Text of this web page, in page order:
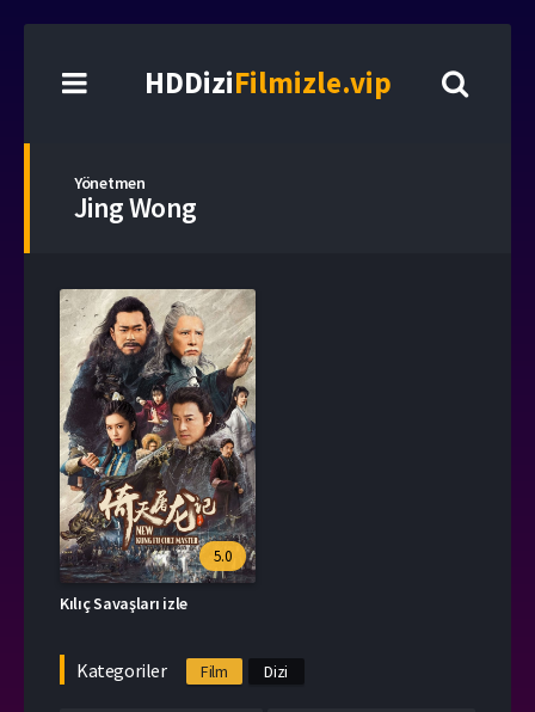
HDDiziFilmizle.vip
Yönetmen
Jing Wong
5.0
Kılıç Savaşları izle
Kategoriler Film Dizi